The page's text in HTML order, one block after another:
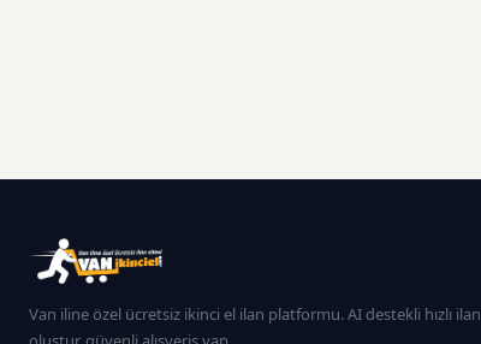
Van iline özel ücretsiz ikinci el ilan platformu. AI destekli hızlı ilan